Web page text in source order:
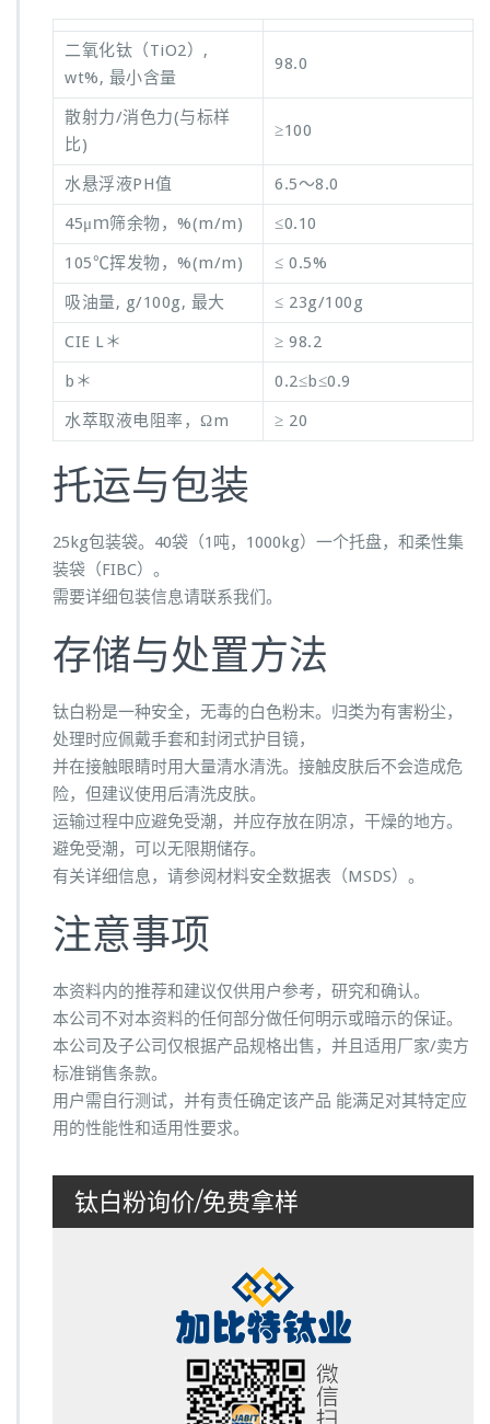
二氧化钛（TiO2）,
wt%, 最小含量
98.0
散射力/消色力(与标样
比)
≥100
水悬浮液PH值
6.5～8.0
45μｍ筛余物，%(m/m)
≤0.10
105℃挥发物，%(m/m)
≤ 0.5%
吸油量, g/100g, 最大
≤ 23g/100g
CIE L＊
≥ 98.2
b＊
0.2≤b≤0.9
水萃取液电阻率，Ωm
≥ 20
托运与包装
25kg包装袋。40袋（1吨，1000kg）一个托盘，和柔性集
装袋（FIBC）。
需要详细包装信息请联系我们。
存储与处置方法
钛白粉是一种安全，无毒的白色粉末。归类为有害粉尘，
处理时应佩戴手套和封闭式护目镜，
并在接触眼睛时用大量清水清洗。接触皮肤后不会造成危
险，但建议使用后清洗皮肤。
运输过程中应避免受潮，并应存放在阴凉，干燥的地方。
避免受潮，可以无限期储存。
有关详细信息，请参阅材料安全数据表（MSDS）。
注意事项
本资料内的推荐和建议仅供用户参考，研究和确认。
本公司不对本资料的任何部分做任何明示或暗示的保证。
本公司及子公司仅根据产品规格出售，并且适用厂家/卖方
标准销售条款。
用户需自行测试，并有责任确定该产品 能满足对其特定应
用的性能性和适用性要求。
钛白粉询价/免费拿样